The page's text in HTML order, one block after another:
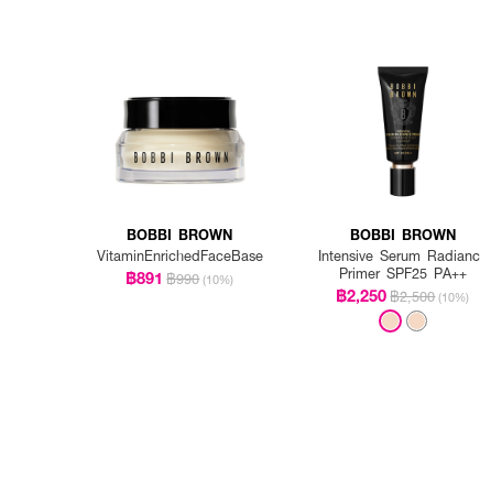
BOBBI BROWN
VitaminEnrichedFaceBase
฿891 ฿990 (10%)
BOBBI BROWN
Intensive Serum
Primer SPF25 PA++
฿2,250฿2,500 (10%)